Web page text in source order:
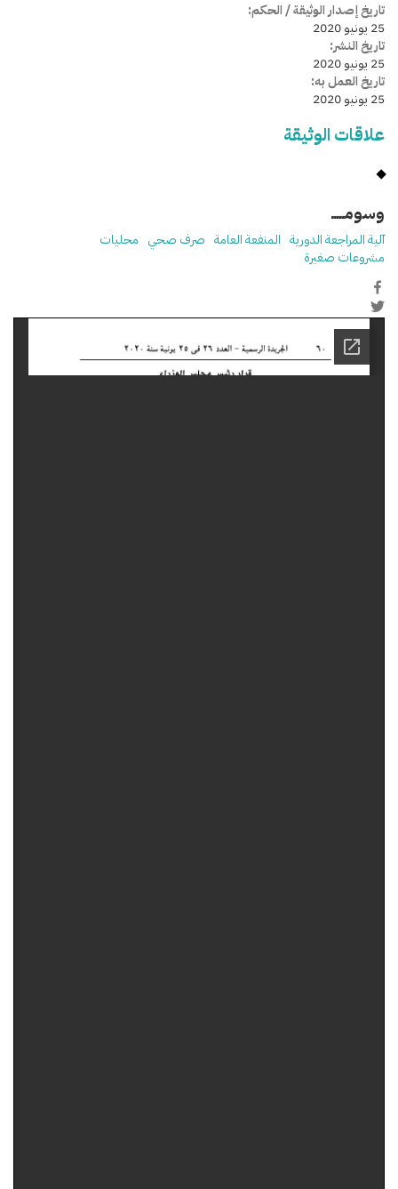
تاريخ إصدار الوثيقة / الحكم:
25 يونيو 2020
تاريخ النشر:
25 يونيو 2020
تاريخ العمل به:
25 يونيو 2020
علاقات الوثيقة
وسومـــــ
آلية المراجعة الدورية المنفعة العامة صرف صحي محليات
مشروعات صغيرة